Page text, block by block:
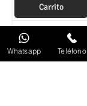
Carrito
Whatsapp Teléfono